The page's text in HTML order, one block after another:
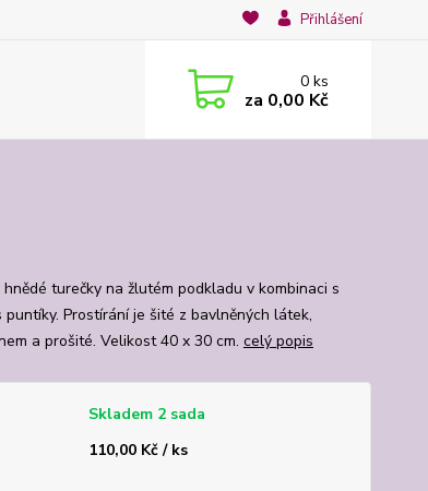
Přihlášení
0ks
za 0,00 Kč
turečky na žlutém podkladu v kombinaci s
Prostírání je šité z bavlněných látek,
a prošité. Velikost 40 x 30 cm. celý popis
Skladem 2 sada
110,00 Kč / ks